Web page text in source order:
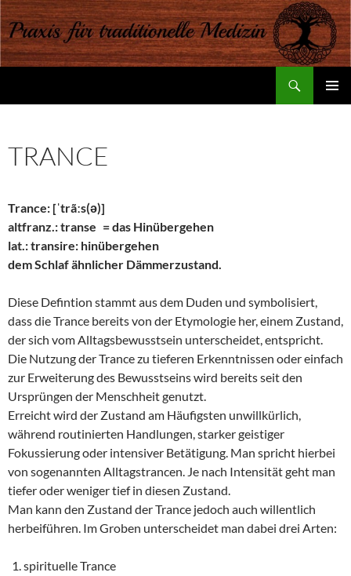
TRANCE
Trance: [ˈtrãːs(ə)]
altfranz.: transe = das Hinübergehen
lat.: transire: hinübergehen
dem Schlaf ähnlicher Dämmerzustand.
Diese Defintion stammt aus dem Duden und symbolisiert,
dass die Trance bereits von der Etymologie her, einem Zustand,
der sich vom Alltagsbewusstsein unterscheidet, entspricht.
Die Nutzung der Trance zu tieferen Erkenntnissen oder einfach
zur Erweiterung des Bewusstseins wird bereits seit den
Ursprüngen der Menschheit genutzt.
Erreicht wird der Zustand am Häufigsten unwillkürlich,
während routinierten Handlungen, starker geistiger
Fokussierung oder intensiver Betätigung. Man spricht hierbei
von sogenannten Alltagstrancen. Je nach Intensität geht man
tiefer oder weniger tief in diesen Zustand.
Man kann den Zustand der Trance jedoch auch willentlich
herbeiführen. Im Groben unterscheidet man dabei drei Arten:
spirituelle Trance